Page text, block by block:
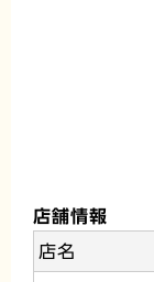
店舗情報
店名